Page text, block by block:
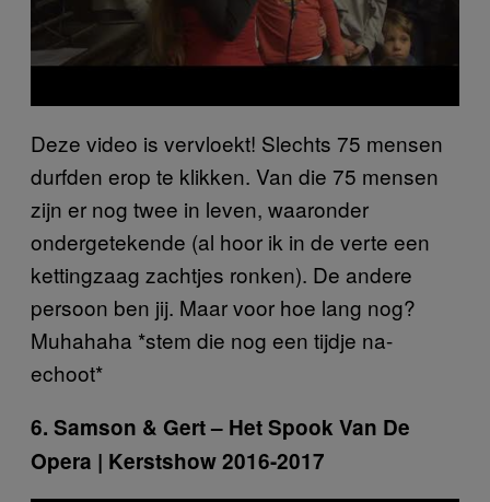
Deze video is vervloekt! Slechts 75 mensen
durfden erop te klikken. Van die 75 mensen
zijn er nog twee in leven, waaronder
ondergetekende (al hoor ik in de verte een
kettingzaag zachtjes ronken). De andere
persoon ben jij. Maar voor hoe lang nog?
Muhahaha *stem die nog een tijdje na-
echoot*
6. Samson & Gert – Het Spook Van De
Opera | Kerstshow 2016-2017